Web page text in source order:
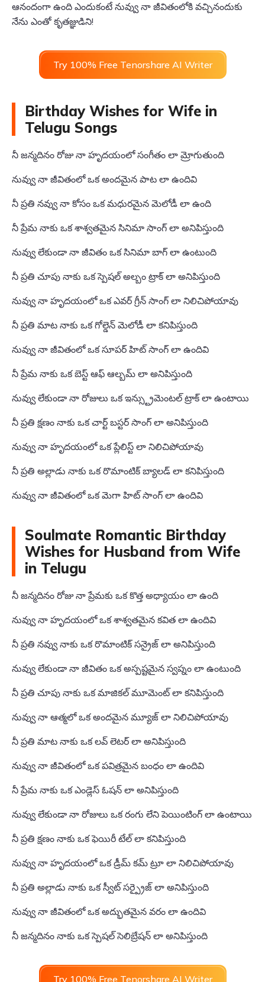
ఆనందంగా ఉంది ఎందుకంటే నువ్వు నా జీవితంలోకి వచ్చినందుకు
నేను ఎంతో కృతజ్ఞుడిని!
Try 100% Free Tenorshare AI Writer
Birthday Wishes for Wife in
Telugu Songs
నీ జన్మదినం రోజు నా హృదయంలో సంగీతం లా మ్రోగుతుంది
నువ్వు నా జీవితంలో ఒక అందమైన పాట లా ఉందివి
నీ ప్రతి నవ్వు నా కోసం ఒక మధురమైన మెలోడీ లా ఉంది
నీ ప్రేమ నాకు ఒక శాశ్వతమైన సినిమా సాంగ్ లా అనిపిస్తుంది
నువ్వు లేకుండా నా జీవితం ఒక సినిమా బాగ్ లా ఉంటుంది
నీ ప్రతి చూపు నాకు ఒక స్పెషల్ అల్బం ట్రాక్ లా అనిపిస్తుంది
నువ్వు నా హృదయంలో ఒక ఎవర్ గ్రీన్ సాంగ్ లా నిలిచిపోయావు
నీ ప్రతి మాట నాకు ఒక గోల్డెన్ మెలోడీ లా కనిపిస్తుంది
నువ్వు నా జీవితంలో ఒక సూపర్ హిట్ సాంగ్ లా ఉందివి
నీ ప్రేమ నాకు ఒక బెస్ట్ ఆఫ్ ఆల్బమ్ లా అనిపిస్తుంది
నువ్వు లేకుండా నా రోజులు ఒక ఇన్స్ట్రుమెంటల్ ట్రాక్ లా ఉంటాయి
నీ ప్రతి క్షణం నాకు ఒక చార్ట్ బస్టర్ సాంగ్ లా అనిపిస్తుంది
నువ్వు నా హృదయంలో ఒక ప్లేలిస్ట్ లా నిలిచిపోయావు
నీ ప్రతి అల్లాడు నాకు ఒక రొమాంటిక్ బ్యాలడ్ లా కనిపిస్తుంది
నువ్వు నా జీవితంలో ఒక మెగా హిట్ సాంగ్ లా ఉందివి
Soulmate Romantic Birthday
Wishes for Husband from Wife
in Telugu
నీ జన్మదినం రోజు నా ప్రేమకు ఒక కొత్త అధ్యాయం లా ఉంది
నువ్వు నా హృదయంలో ఒక శాశ్వతమైన కవిత లా ఉందివి
నీ ప్రతి నవ్వు నాకు ఒక రొమాంటిక్ సన్రైజ్ లా అనిపిస్తుంది
నువ్వు లేకుండా నా జీవితం ఒక అస్పష్టమైన స్వప్నం లా ఉంటుంది
నీ ప్రతి చూపు నాకు ఒక మాజికల్ మూమెంట్ లా కనిపిస్తుంది
నువ్వు నా ఆత్మలో ఒక అందమైన మ్యూజ్ లా నిలిచిపోయావు
నీ ప్రతి మాట నాకు ఒక లవ్ లెటర్ లా అనిపిస్తుంది
నువ్వు నా జీవితంలో ఒక పవిత్రమైన బంధం లా ఉందివి
నీ ప్రేమ నాకు ఒక ఎండ్లెస్ ఓషన్ లా అనిపిస్తుంది
నువ్వు లేకుండా నా రోజులు ఒక రంగు లేని పెయింటింగ్ లా ఉంటాయి
నీ ప్రతి క్షణం నాకు ఒక ఫెయిరీ టేల్ లా కనిపిస్తుంది
నువ్వు నా హృదయంలో ఒక డ్రీమ్ కమ్ ట్రూ లా నిలిచిపోయావు
నీ ప్రతి అల్లాడు నాకు ఒక స్వీట్ సర్ప్రైజ్ లా అనిపిస్తుంది
నువ్వు నా జీవితంలో ఒక అద్భుతమైన వరం లా ఉందివి
నీ జన్మదినం నాకు ఒక స్పెషల్ సెలిబ్రేషన్ లా అనిపిస్తుంది
Try 100% Free Tenorshare AI Writer